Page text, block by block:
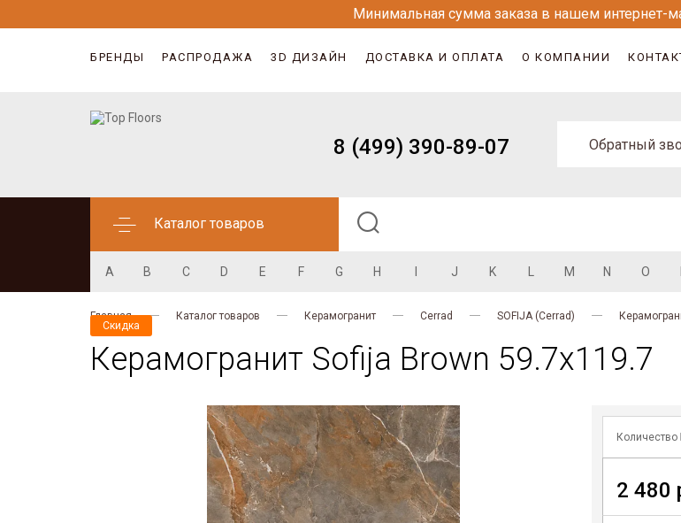
Минимальная сумма заказа в нашем интернет-
БРЕНДЫ РАСПРОДАЖА 3D ДИЗАЙН ДОСТАВКА И ОПЛАТА О КОМПАНИИ
8 (499) 390-89-07 Обратный
Каталог товаров
A B C D E F G H J K M N O
Главная Каталог товаров Керамогранит Cerrad SOFIJA (Cerrad)
Керамогранит Sofija Brown 59.7x119.7
Скидка
Количество
2 480